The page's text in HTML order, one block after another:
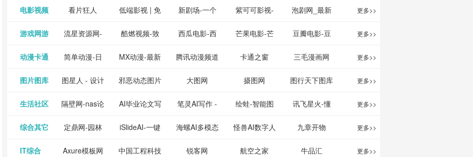
视剧、电视
看的电视
剧、最新的
看，神马影
院每天更新
动作片、 喜
片、爱情
联网最新最
软件免费下
载、资源免
术教程学习
与交流平
解软件、整
电影视频 看片狂人 低端影视 | 免
费高清在线电
影电视剧观看
新剧场-一个
网盘资源分享
小站
紫可可影视-
紫可可,免费提
供最新高清电
影
泡剧网_最新
电视剧免费在
线观看_热播
电视剧大全
更多>>
游戏网游 流星资源网-
流星蝴蝶剑官
网资源下载站
酷燃视频-致
力于打造中国
领先的优质短
节目视频
西瓜电影-西
瓜视频网站电
影频道
芒果电影-芒
果TV网站电影
频道
豆瓣电影-豆
瓣电影提供最
新的电影介绍
及评论包括上
映影片的影讯
查询及购票服
更多>>
动漫卡通 简单动漫-日
本动画BT下载
站
MX动漫-最新
最全动漫免费
在线观看
腾讯动漫频道
_comic.qq.com_
动漫综合
卡通之窗
_www.cartoonwin.com_
动漫原创
三毛漫画网
_www.sanmao.com.cn_
动漫原创
更多>>
图片图库 图星人 - 设计
图片素材免费
下载网站
邪恶动态图片
大全
大图网 摄图网 图行天下图库 更多>>
生活社区 隔壁网-nas论
坛|nas1.cn|nas1|nas
社区|PT网
AI毕业论文写
作-AI毕业设
计-AI答辩问题
笔灵AI写作 -
国内领先的AI
写作助手
绘蛙-智能图
片、文案创作
平台
讯飞星火-懂
我的AI助手
更多>>
综合其它 定鼎网-园林
景观建筑室内
iSlideAI-一键
生成PPT模板
海螺AI多模态
大语言模型
怪兽AI数字人 九章开物 更多>>
IT综合 Axure模板网 中国工程科技 锐客网 航空之家 牛品汇 更多>>